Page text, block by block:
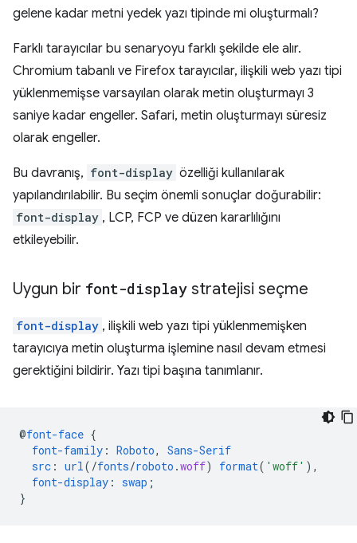
gelene kadar metni yedek yazı tipinde mi oluşturmalı?
Farklı tarayıcılar bu senaryoyu farklı şekilde ele alır.
Chromium tabanlı ve Firefox tarayıcılar, ilişkili web yazı tipi
yüklenmemişse varsayılan olarak metin oluşturmayı 3
saniye kadar engeller. Safari, metin oluşturmayı süresiz
olarak engeller.
Bu davranış, font-display özelliği kullanılarak
yapılandırılabilir. Bu seçim önemli sonuçlar doğurabilir:
font-display , LCP, FCP ve düzen kararlılığını
etkileyebilir.
Uygun bir font-display stratejisi seçme
font-display , ilişkili web yazı tipi yüklenmemişken
tarayıcıya metin oluşturma işlemine nasıl devam etmesi
gerektiğini bildirir. Yazı tipi başına tanımlanır.
@font-face {
font-family : Roboto,
Sans-Serif
src : url (/fonts/roboto .woff) format( 'woff' ),
font-display : swap ;
}